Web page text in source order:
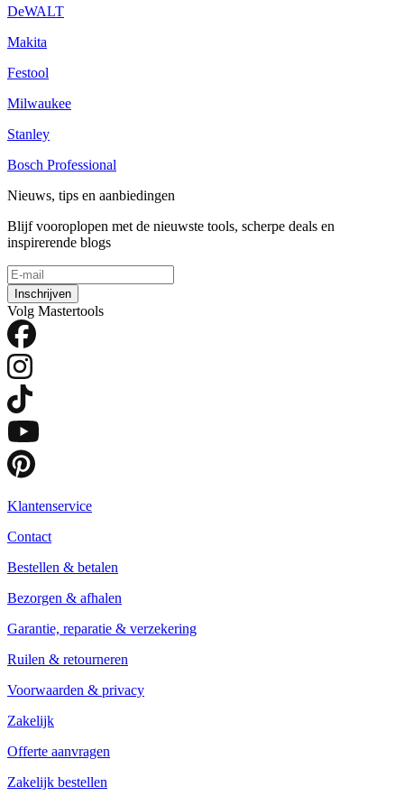
DeWALT
Makita
Festool
Milwaukee
Stanley
Bosch Professional
Nieuws, tips en aanbiedingen
Blijf vooroplopen met de nieuwste tools, scherpe deals en
inspirerende blogs
Inschrijven
Volg Mastertools
Klantenservice
Contact
Bestellen & betalen
Bezorgen & afhalen
Garantie, reparatie & verzekering
Ruilen & retourneren
Voorwaarden & privacy
Zakelijk
Offerte aanvragen
Zakelijk bestellen